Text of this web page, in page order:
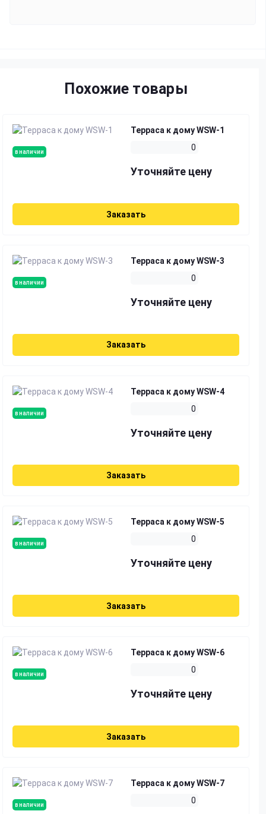
Похожие товары
в наличии
Терраса к дому WSW-1
0
Уточняйте цену
Заказать
в наличии
Терраса к дому WSW-3
0
Уточняйте цену
Заказать
в наличии
Терраса к дому WSW-4
0
Уточняйте цену
Заказать
в наличии
Терраса к дому WSW-5
0
Уточняйте цену
Заказать
в наличии
Терраса к дому WSW-6
0
Уточняйте цену
Заказать
в наличии
Терраса к дому WSW-7
0